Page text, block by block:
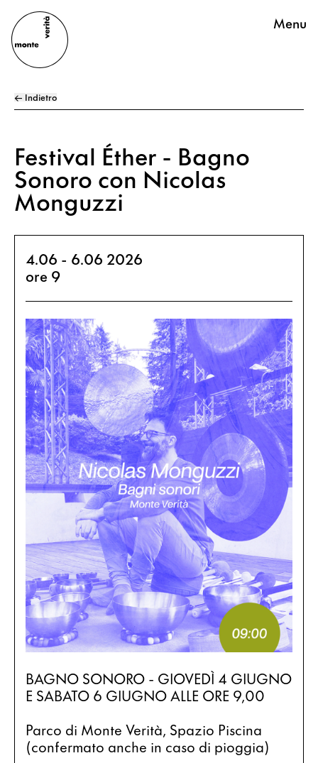
Menu
← Indietro
Festival Éther - Bagno
Sonoro con Nicolas
Monguzzi
4.06 - 6.06 2026
ore 9
BAGNO SONORO - GIOVEDÌ 4 GIUGNO
E SABATO 6 GIUGNO ALLE ORE 9,00
Parco di Monte Verità, Spazio Piscina
(confermato anche in caso di pioggia)